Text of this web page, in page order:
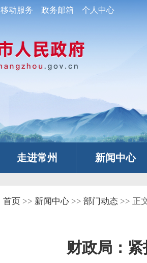
移动服务 政务邮箱 个人中心
走进常州 新闻中心
首页>> 新闻中心>> 部门动态>> 正
财政局：